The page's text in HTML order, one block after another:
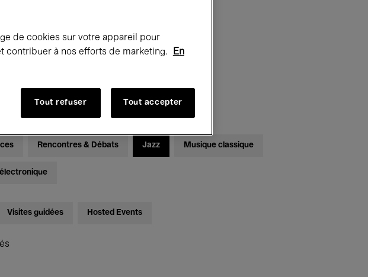
à Bozar
Rencontres & Débats Jazz Musique classique
Visites guidées Hosted Events
de cookies sur votre appareil pour
contribuer à nos efforts de marketing.
En
Tout refuser Tout accepter